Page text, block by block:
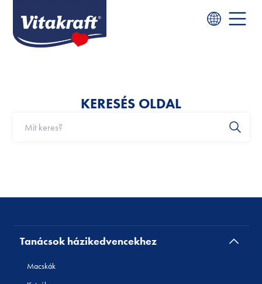
KERESÉS OLDAL
Tanácsok házikedvencekhez
Macskák